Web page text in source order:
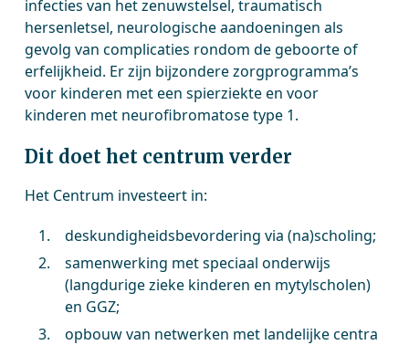
infecties van het zenuwstelsel, traumatisch
hersenletsel, neurologische aandoeningen als
gevolg van complicaties rondom de geboorte of
erfelijkheid. Er zijn bijzondere zorgprogramma’s
voor kinderen met een spierziekte en voor
kinderen met neurofibromatose type 1.
Dit doet het centrum verder
Het Centrum investeert in:
deskundigheidsbevordering via (na)scholing;
samenwerking met speciaal onderwijs
(langdurige zieke kinderen en mytylscholen)
en GGZ;
opbouw van netwerken met landelijke centra